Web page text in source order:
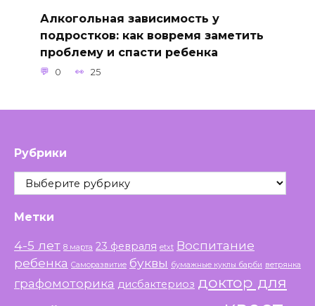
Алкогольная зависимость у
подростков: как вовремя заметить
проблему и спасти ребенка
0 25
Рубрики
Рубрики
Метки
4-5 лет 8 марта 23 февраля etxt Воспитание
ребенка Саморазвитие буквы бумажные куклы барби ветрянка
графомоторика дисбактериоз доктор для